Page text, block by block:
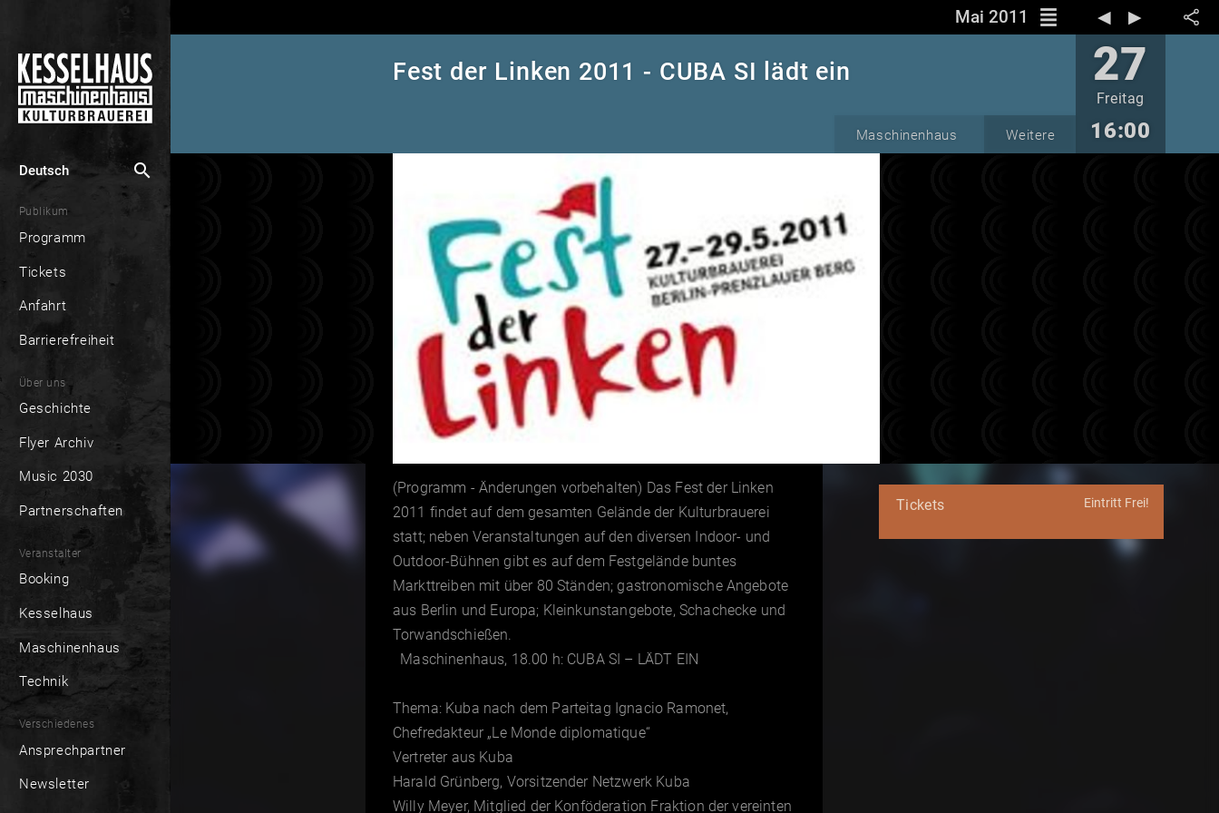
Deutsch search
Publikum
Programm
Tickets
Anfahrt
Barrierefreiheit
Über uns
Geschichte
Flyer Archiv
Music 2030
Partnerschaften
Veranstalter
Booking
Kesselhaus
Maschinenhaus
Technik
Verschiedenes
Ansprechpartner
Newsletter
Mai 2011 reorder ◀︎ ▶︎
Fest der Linken 2011 - CUBA SI lädt ein 27
Freitag
16:00
Maschinenhaus Weitere
Tickets Eintritt Frei!
(Programm - Änderungen vorbehalten) Das Fest der Linken
2011 findet auf dem gesamten Gelände der Kulturbrauerei
statt; neben Veranstaltungen auf den diversen Indoor- und
Outdoor-Bühnen gibt es auf dem Festgelände buntes
Markttreiben mit über 80 Ständen; gastronomische Angebote
aus Berlin und Europa; Kleinkunstangebote, Schachecke und
Torwandschießen.
Maschinenhaus, 18.00 h: CUBA SI – LÄDT EIN
Thema: Kuba nach dem Parteitag Ignacio Ramonet,
Chefredakteur „Le Monde diplomatique“
Vertreter aus Kuba
Harald Grünberg, Vorsitzender Netzwerk Kuba
Willy Meyer, Mitglied der Konföderation Fraktion der vereinten